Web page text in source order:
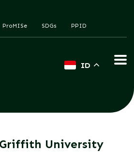
ProMISe SDGs PPID
ID
Griffith University